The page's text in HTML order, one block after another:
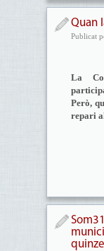
Quan
Publicat
La
Però,
repari